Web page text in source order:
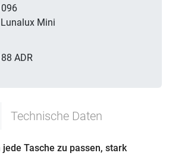
Lunalux Mini
ADR
Technische Daten
Tasche zu passen, stark